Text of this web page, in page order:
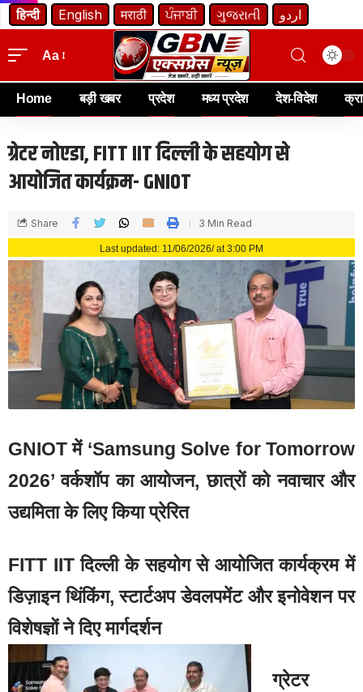
हिन्दी English मराठी ਪੰਜਾਬੀ ગુજરાતી اردو
Aa
Home बड़ी खबर प्रदेश मध्य प्रदेश देश-विदेश
ग्रेटर नोएडा, FITT IIT दिल्ली के सहयोग से
आयोजित कार्यक्रम- GNIOT
Last updated: 11/06/2026/ at 3:00 PM
Share 3 Min Read
GNIOT में ‘Samsung Solve for Tomorrow
2026’ वर्कशॉप का आयोजन, छात्रों को नवाचार और
उद्यमिता के लिए किया प्रेरित
FITT IIT दिल्ली के सहयोग से आयोजित कार्यक्रम में
डिज़ाइन थिंकिंग, स्टार्टअप डेवलपमेंट और इनोवेशन पर
विशेषज्ञों ने दिए मार्गदर्शन
ग्रेटर